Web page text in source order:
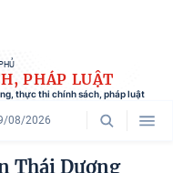
PHÁP LUẬT
thực thi chính sách, pháp luật
08/2026
Thái Dương